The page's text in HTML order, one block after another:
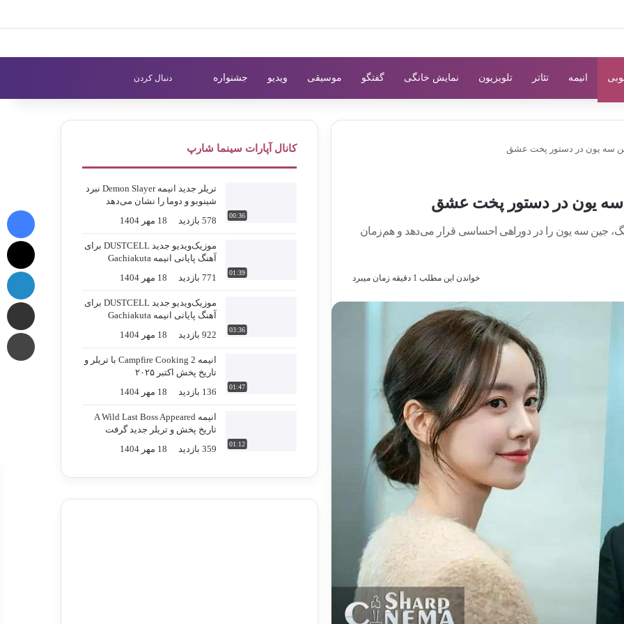
انیمه تئاتر تلویزیون نمایش خانگی گفتگو موسیقی ویدیو جشنواره دنبال کردن
سه یون در دستور پخت عشق
سه یون در دستور پخت عشق
جین سه یون را در دوراهی احساسی قرار می‌دهد و هم‌زمان
خواندن این مطلب 1 دقیقه زمان میبرد
کانال آپارات سینما شارپ
00:36
تریلر جدید انیمه Demon Slayer نبرد
شینوبو و دوما را نشان می‌دهد
578 بازدید
18 مهر 1404
01:39
موزیک‌ویدیو جدید DUSTCELL برای
آهنگ پایانی انیمه Gachiakuta
771 بازدید
18 مهر 1404
03:36
موزیک‌ویدیو جدید DUSTCELL برای
آهنگ پایانی انیمه Gachiakuta
922 بازدید
18 مهر 1404
01:47
انیمه Campfire Cooking 2 با تریلر و
تاریخ پخش اکتبر ۲۰۲۵
136 بازدید
18 مهر 1404
01:12
انیمه A Wild Last Boss Appeared
تاریخ پخش و تریلر جدید گرفت
359 بازدید
18 مهر 1404